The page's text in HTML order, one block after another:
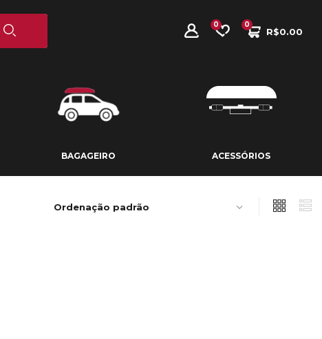
0
R$0.00
0
BAGAGEIRO ACESSÓRIOS